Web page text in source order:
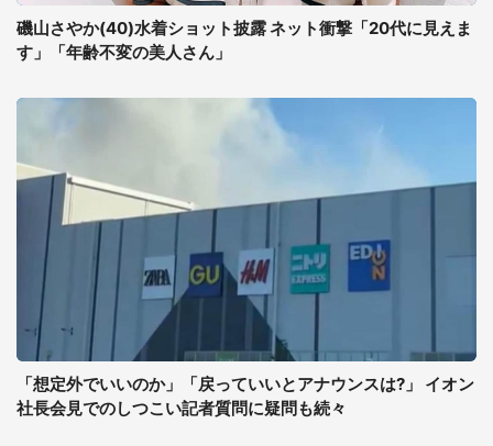
磯山さやか(40)水着ショット披露 ネット衝撃「20代に見えま
す」「年齢不変の美人さん」
「想定外でいいのか」「戻っていいとアナウンスは?」 イオン
社長会見でのしつこい記者質問に疑問も続々